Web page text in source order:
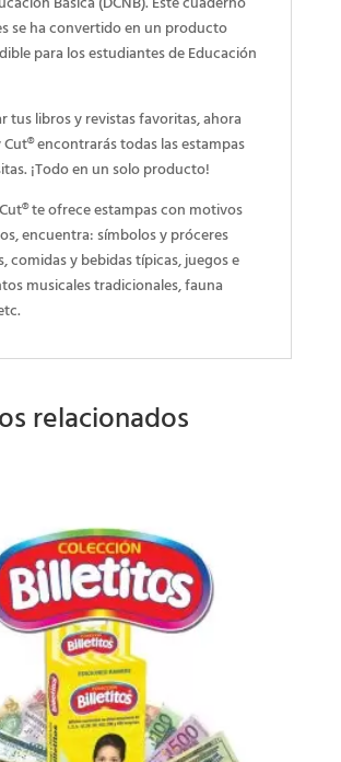
se ha convertido en un producto
para los estudiantes de Educación
tus libros y revistas favoritas, ahora
encontrarás todas las estampas
¡Todo en un solo producto!
te ofrece estampas con motivos
encuentra: símbolos y próceres
comidas y bebidas típicas, juegos e
musicales tradicionales, fauna
relacionados